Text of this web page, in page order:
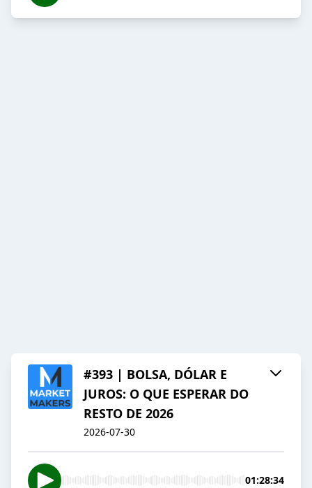
#393 | BOLSA, DÓLAR E
JUROS: O QUE ESPERAR DO
RESTO DE 2026
2026-07-30
01:28:34